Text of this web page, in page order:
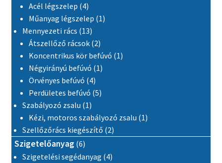
Acél légszelep 44 termék
Műanyag légszelep 11 termék
Mennyezeti rács 1313 termék
Átszellőző rácsok 22 termék
Koncentrikus kör befúvó 11 termék
Négyirányú befúvó 11 termék
Örvényes befúvó 44 termék
Perdületes befúvó 55 termék
Szabályozó zsalu 11 termék
Kézi, motoros szabályozó zsalu 11 termék
Szellőzőrács kiegészítő 22 termék
Szigetelőanyag 66 termék
Szigetelési segédanyag 44 termék